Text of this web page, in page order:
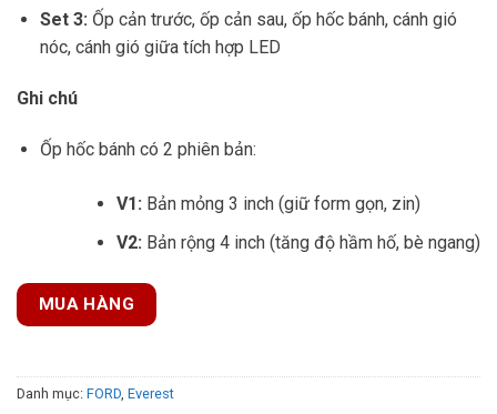
Set 3: Ốp cản trước, ốp cản sau, ốp hốc bánh, cánh gió
nóc, cánh gió giữa tích hợp LED
Ghi chú
Ốp hốc bánh có 2 phiên bản:
V1: Bản mỏng 3 inch (giữ form gọn, zin)
V2: Bản rộng 4 inch (tăng độ hầm hố, bè ngang)
MUA HÀNG
Danh mục: FORD, Everest